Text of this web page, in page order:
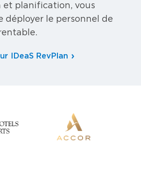
et planification, vous
déployer le personnel de
IDeaS RevPlan